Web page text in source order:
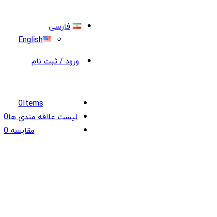
فارسی
English
ورود / ثبت نام
0Items
لیست علاقه مندی ها0
مقایسه0